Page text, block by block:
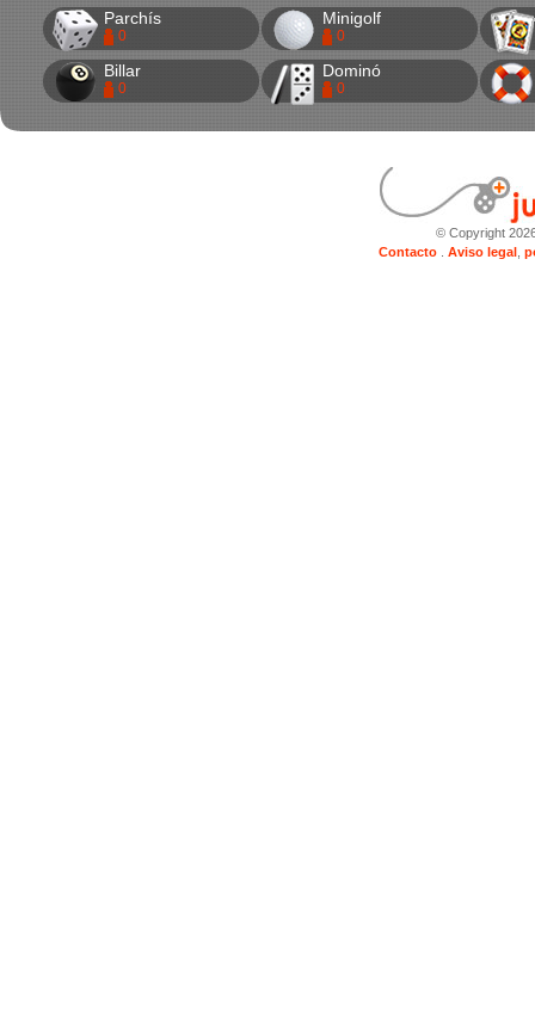
Parchís
0
Billar
0
Minigolf
0
Dominó
0
© Copyright
Contacto
Aviso legal